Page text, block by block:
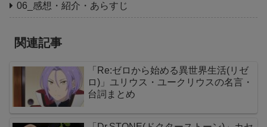
06_感想・紹介・あらすじ
関連記事
「Re:ゼロから始める異世界生活(リゼ
ロ)」ユリウス・ユークリウスの名言・
台詞まとめ